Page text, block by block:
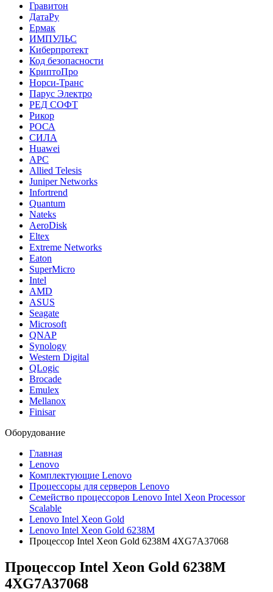
Гравитон
ДатаРу
Ермак
ИМПУЛЬС
Киберпротект
Код безопасности
КриптоПро
Норси-Транс
Парус Электро
РЕД СОФТ
Рикор
РОСА
СИЛА
Huawei
APC
Allied Telesis
Juniper Networks
Infortrend
Quantum
Nateks
AeroDisk
Eltex
Extreme Networks
Eaton
SuperMicro
Intel
AMD
ASUS
Seagate
Microsoft
QNAP
Synology
Western Digital
QLogic
Brocade
Emulex
Mellanox
Finisar
Оборудование
Главная
Lenovo
Комплектующие Lenovo
Процессоры для серверов Lenovo
Семейство процессоров Lenovo Intel Xeon Processor
Scalable
Lenovo Intel Xeon Gold
Lenovo Intel Xeon Gold 6238M
Процессор Intel Xeon Gold 6238M 4XG7A37068
Процессор Intel Xeon Gold 6238M
4XG7A37068